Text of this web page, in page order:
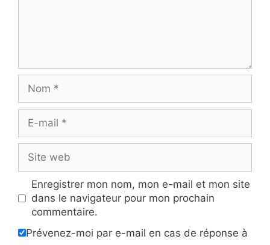
mail
web
Enregistrer mon nom, mon e-mail et mon site
dans le navigateur pour mon prochain
commentaire.
Prévenez-moi par e-mail en cas de réponse à